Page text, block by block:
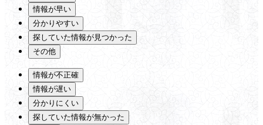
情報が早い
分かりやすい
探していた情報が見つかった
その他
情報が不正確
情報が遅い
分かりにくい
探していた情報が無かった